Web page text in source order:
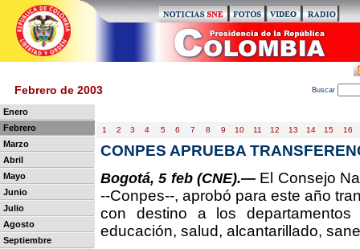
Febrero de 2003 Buscar
Enero
Febrero
Marzo
Abril
Mayo
Junio
Julio
Agosto
Septiembre
1 2 3 4 5 6 7 8 9 10 11 12 13 14 15 16
CONPES APRUEBA
Bogotá, 5 feb (CNE).— El Consejo
--Conpes--, aprobó para este año
con destino a los
educación, salud, alcantarillado,